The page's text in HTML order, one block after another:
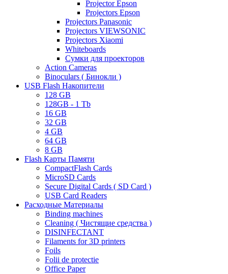
Projector Epson
Projectors Epson
Projectors Panasonic
Projectors VIEWSONIC
Projectors Xiaomi
Whiteboards
Сумки для проекторов
Action Cameras
Binoculars ( Бинокли )
USB Flash Накопители
128 GB
128GB - 1 Tb
16 GB
32 GB
4 GB
64 GB
8 GB
Flash Карты Памяти
CompactFlash Cards
MicroSD Cards
Secure Digital Cards ( SD Card )
USB Card Readers
Расходные Материалы
Binding machines
Cleaning ( Чистящие средства )
DISINFECTANT
Filaments for 3D printers
Foils
Folii de protectie
Office Paper